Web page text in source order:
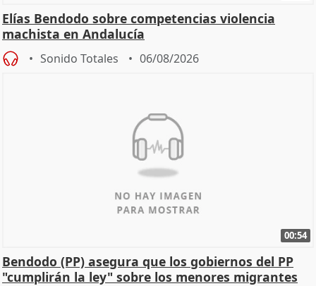
Elías Bendodo sobre competencias violencia
machista en Andalucía
Sonido Totales 06/08/2026
00:54
Bendodo (PP) asegura que los gobiernos del PP
"cumplirán la ley" sobre los menores migrantes